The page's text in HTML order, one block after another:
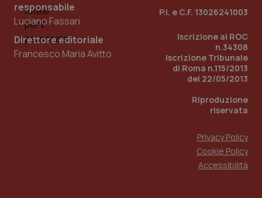
responsabile
Luciano Fassari
Direttore editoriale
Francesco Maria Avitto
P.I. e C.F. 13026241003
Iscrizione al ROC
n.34308
Iscrizione Tribunale
di Roma n.115/2013
del 22/05/2013
Riproduzione
riservata
Privacy Policy
Cookie Policy
Accessibilità